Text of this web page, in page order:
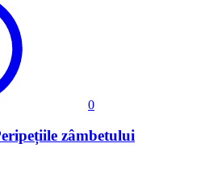
0
zâmbetului